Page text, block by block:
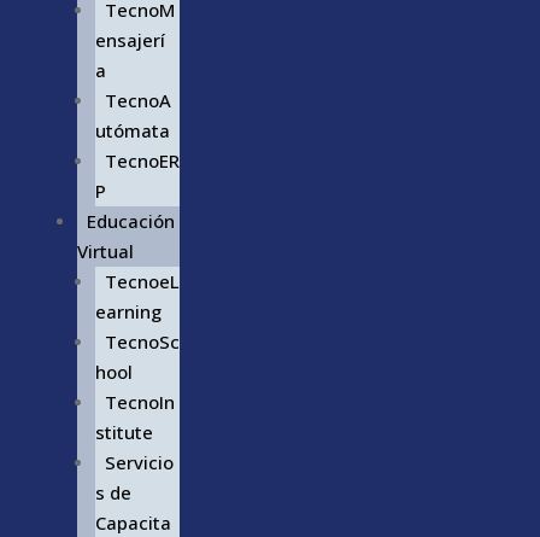
TecnoM
ensajerí
a
TecnoA
utómata
TecnoER
P
Educación
Virtual
TecnoeL
earning
TecnoSc
hool
TecnoIn
stitute
Servicio
s de
Capacita